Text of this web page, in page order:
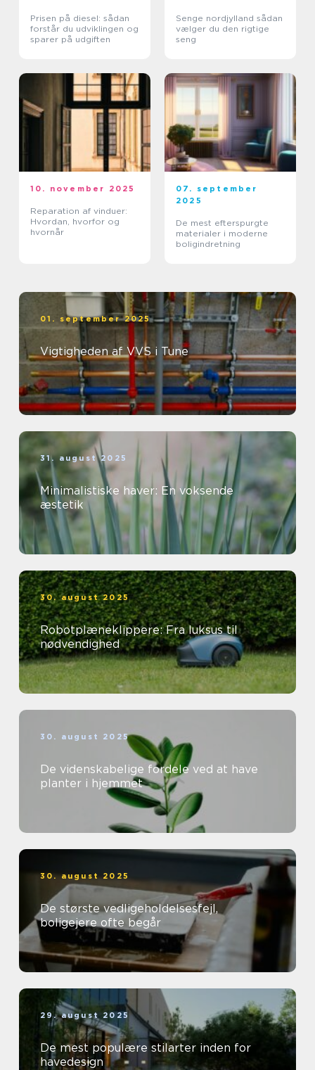
Prisen på diesel: sådan
forstår du udviklingen og
sparer på udgiften
Senge nordjylland sådan
vælger du den rigtige
seng
10. november 2025
Reparation af vinduer:
Hvordan, hvorfor og
hvornår
07. september
2025
De mest efterspurgte
materialer i moderne
boligindretning
01. september 2025
Vigtigheden af VVS i Tune
31. august 2025
Minimalistiske haver: En voksende
æstetik
30. august 2025
Robotplæneklippere: Fra luksus til
nødvendighed
30. august 2025
De videnskabelige fordele ved at have
planter i hjemmet
30. august 2025
De største vedligeholdelsesfejl,
boligejere ofte begår
29. august 2025
De mest populære stilarter inden for
havedesign